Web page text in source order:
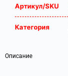
Артикул/SKU
Категория
Описание